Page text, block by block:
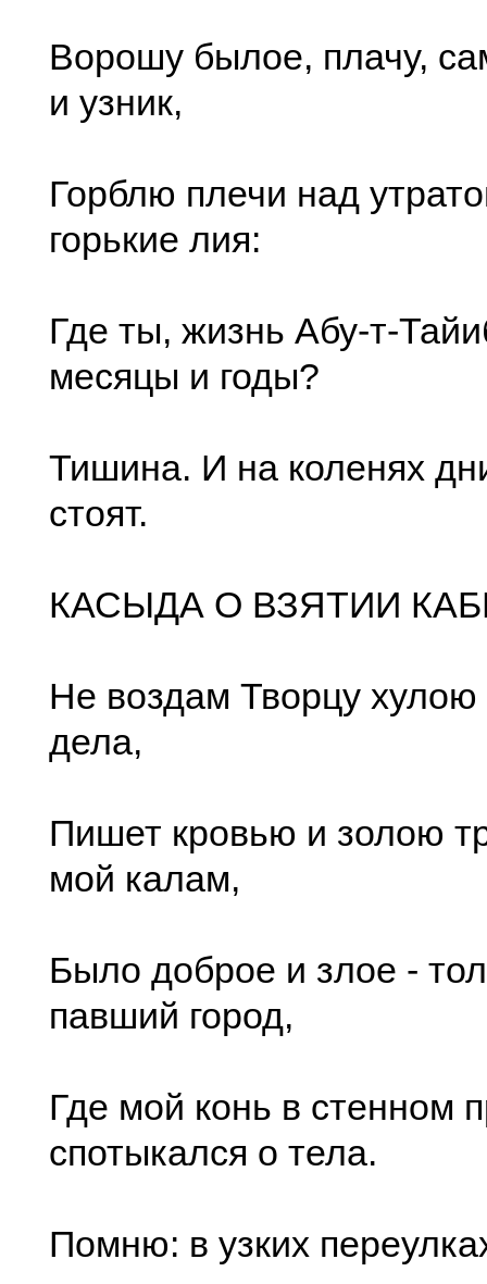
Ворошу былое, плачу,
и узник,
Горблю плечи над
горькие лия:
Где ты, жизнь Абу-т-
месяцы и годы?
Тишина. И на коленях
стоят.
КАСЫДА О ВЗЯТИИ
Не воздам Творцу
дела,
Пишет кровью и золою
мой калам,
Было доброе и злое -
павший город,
Где мой конь в стенном
спотыкался о тела.
Помню: в узких